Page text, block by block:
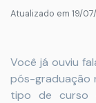
Atualizado em 19/
Você já ouviu
pós-graduação
tipo de curso